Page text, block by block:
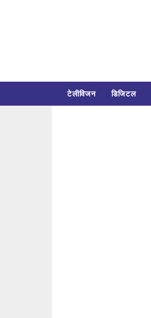
टेलीविजन डिजिटल